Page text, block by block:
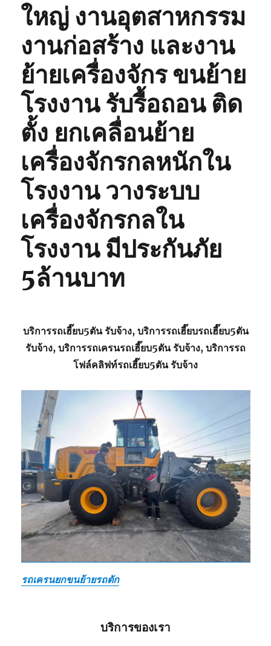
ใหญ่ งานอุตสาหกรรม
งานก่อสร้าง และงาน
ย้ายเครื่องจักร ขนย้าย
โรงงาน รับรื้อถอน ติด
ตั้ง ยกเคลื่อนย้าย
เครื่องจักรกลหนักใน
โรงงาน วางระบบ
เครื่องจักรกลใน
โรงงาน มีประกันภัย
5ล้านบาท
บริการรถเฮี๊ยบ5ตัน รับจ้าง, บริการรถเฮี๊ยบรถเฮี๊ยบ5ตัน
รับจ้าง, บริการรถเครนรถเฮี๊ยบ5ตัน รับจ้าง, บริการรถ
โฟล์คลิฟท์รถเฮี๊ยบ5ตัน รับจ้าง
รถเครนยกขนย้ายรถตัก
บริการของเรา